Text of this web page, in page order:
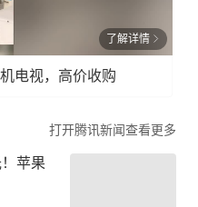
了解详情
电视，高价收购
打开腾讯新闻查看更多
苹果